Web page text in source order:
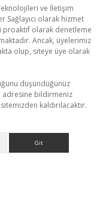
ve İletişim
Sağlayıcı olarak hizmet
proaktif olarak denetleme
Ancak, üyelerimiz
olup, siteye üye olarak
düşündüğünüz
adresine bildirmeniz
kaldırılacaktır.